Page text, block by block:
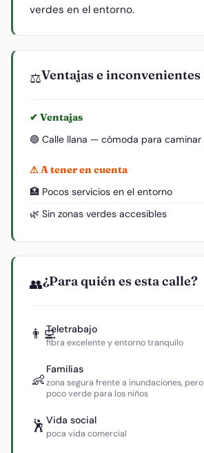
verdes en el entorno.
⚖️Ventajas e inconvenientes
✔ Ventajas
🟢 Calle llana — cómoda para caminar
⚠ A tener en cuenta
🏥 Pocos servicios en el entorno
🌿 Sin zonas verdes accesibles
👥¿Para quién es esta calle?
👨‍💻Teletrabajo
fibra excelente y entorno tranquilo
👶
Familias
zona segura frente a inundaciones, pero
poco verde para los niños
🕺 Vida social
poca vida comercial